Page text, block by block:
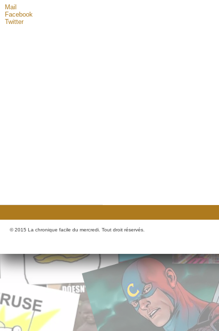
Mail
Facebook
Twitter
© 2015 La chronique facile du mercredi. Tout droit réservés.